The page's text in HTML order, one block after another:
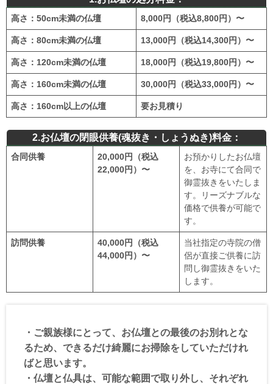
高さ：50cm未満の仏壇 8,000円（税込8,800円）〜
高さ：80cm未満の仏壇 13,000円 （税込14,300円） 〜
高さ：120cm未満の仏壇 18,000円 （税込19,800円） 〜
高さ：160cm未満の仏壇 30,000円 （税込33,000円） 〜
高さ：160cm以上の仏壇 要お見積り
2.お仏壇の閉眼供養(魂抜き・しょうぬき)料金：
合同供養
20,000円（税込
22,000円）〜
お預かりしたお仏壇
を、お寺にて合同で
御霊抜きをいたしま
す。リーズナブルな
価格で供養が可能で
す。
訪問供養 40,000円
（税込
44,000円） 〜
当社指定の寺院の僧
侶が直接ご供養に訪
問し御霊抜きをいた
します。
・ご親族様にとって、お仏壇との最後のお別れとな
るため、できるだけ綺麗にお掃除をしていただけれ
ばと思います。
・仏壇と仏具は、可能な範囲で取り外し、それぞれ